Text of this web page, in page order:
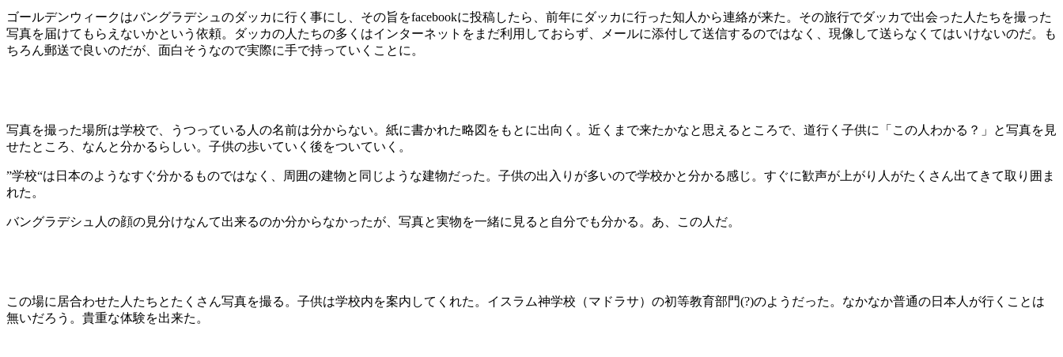
リ
ー
ゴールデンウィークはバングラデシュのダッカに行く事にし、その旨をfacebookに投稿したら、前年にダッカに行った知人から連絡が来た。その旅行でダッカで出会った人たちを撮った
写真を届けてもらえないかという依頼。ダッカの人たちの多くはインターネットをまだ利用しておらず、メールに添付して送信するのではなく、現像して送らなくてはいけないのだ。も
ちろん郵送で良いのだが、面白そうなので実際に手で持っていくことに。
写真を撮った場所は学校で、うつっている人の名前は分からない。紙に書かれた略図をもとに出向く。近くまで来たかなと思えるところで、道行く子供に「この人わかる？」と写真を見
せたところ、なんと分かるらしい。子供の歩いていく後をついていく。
”学校“は日本のようなすぐ分かるものではなく、周囲の建物と同じような建物だった。子供の出入りが多いので学校かと分かる感じ。すぐに歓声が上がり人がたくさん出てきて取り囲ま
れた。
バングラデシュ人の顔の見分けなんて出来るのか分からなかったが、写真と実物を一緒に見ると自分でも分かる。あ、この人だ。
この場に居合わせた人たちとたくさん写真を撮る。子供は学校内を案内してくれた。イスラム神学校（マドラサ）の初等教育部門(?)のようだった。なかなか普通の日本人が行くことは
無いだろう。貴重な体験を出来た。